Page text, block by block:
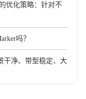
优化策略：针对不
吗？
干净、带型稳定、大